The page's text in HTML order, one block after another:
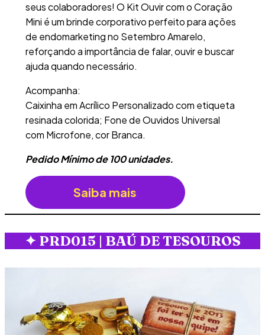
seus colaboradores! O Kit Ouvir com o Coração
Mini é um brinde corporativo perfeito para ações
de endomarketing no Setembro Amarelo,
reforçando a importância de falar, ouvir e buscar
ajuda quando necessário.
Acompanha:
Caixinha em Acrílico Personalizado com etiqueta
resinada colorida; Fone de Ouvidos Universal
com Microfone, cor Branca.
Pedido Mínimo de 100 unidades.
Saiba mais
✦PRD015 | BAÚ DE TESOUROS